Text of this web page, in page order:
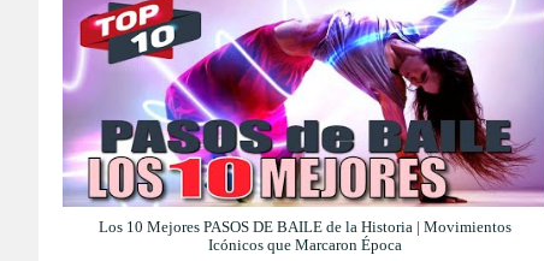
Los 10 Mejores PASOS DE BAILE de la Historia | Movimientos
Icónicos que Marcaron Época